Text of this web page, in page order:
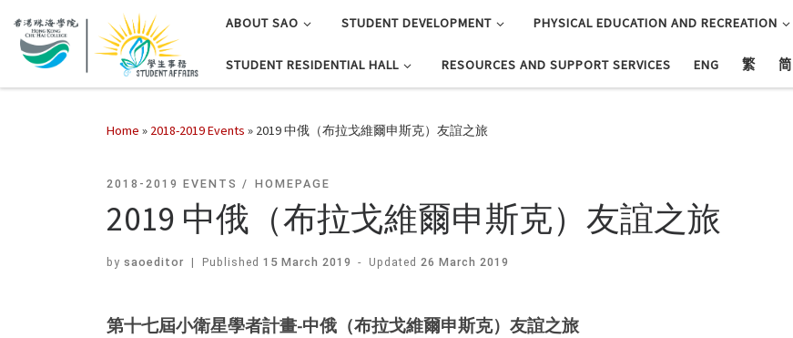
ABOUT SAO STUDENT DEVELOPMENT PHYSICAL EDUCATION AND RECREATION
STUDENT RESIDENTIAL HALL RESOURCES AND SUPPORT SERVICES ENG 繁 简
Home » 2018-2019 Events » 2019 中俄（布拉戈維爾申斯克）友誼之旅
2018-2019 EVENTS HOMEPAGE
2019 中俄（布拉戈維爾申斯克）友誼之旅
by saoeditor | Published 15 March 2019 - Updated26 March 2019
第十七屆小衛星學者計畫-中俄（布拉戈維爾申斯克）友誼之旅